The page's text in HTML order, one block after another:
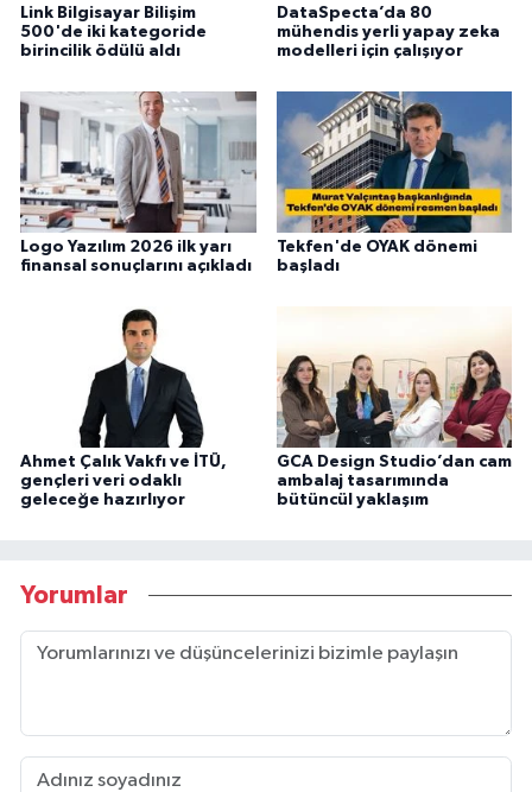
Link Bilgisayar Bilişim
500'de iki kategoride
birincilik ödülü aldı
DataSpecta’da 80
mühendis yerli yapay zeka
modelleri için çalışıyor
Logo Yazılım 2026 ilk yarı
finansal sonuçlarını açıkladı
Tekfen'de OYAK dönemi
başladı
Ahmet Çalık Vakfı ve İTÜ,
gençleri veri odaklı
geleceğe hazırlıyor
GCA Design Studio’dan cam
ambalaj tasarımında
bütüncül yaklaşım
Yorumlar